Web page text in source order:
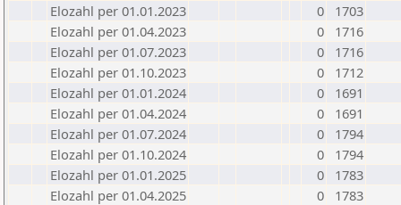
Elozahl per 01.01.2023
0
1703
Elozahl per 01.04.2023
0
1716
Elozahl per 01.07.2023
0
1716
Elozahl per 01.10.2023
0
1712
Elozahl per 01.01.2024
0
1691
Elozahl per 01.04.2024
0
1691
Elozahl per 01.07.2024
0
1794
Elozahl per 01.10.2024
0
1794
Elozahl per 01.01.2025
0
1783
Elozahl per 01.04.2025
0
1783